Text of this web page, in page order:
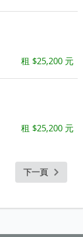
租 $25,200 元
租 $25,200 元
下一頁